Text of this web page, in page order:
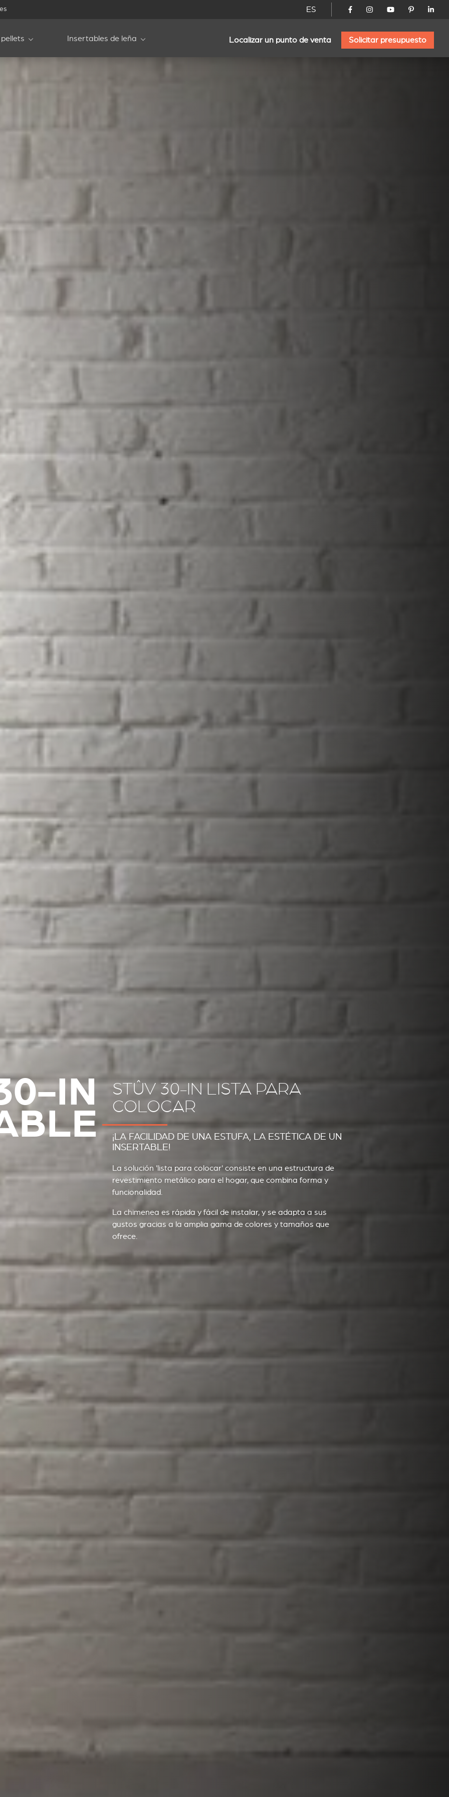
ES
Insertables de leña Localizar un punto de venta Solicitar presupuesto
IN
STÛV 30-IN LISTA PARA
COLOCAR
¡LA FACILIDAD DE UNA ESTUFA, LA ESTÉTICA DE UN
INSERTABLE!
La solución 'lista para colocar' consiste en una estructura de
revestimiento metálico para el hogar, que combina forma y
funcionalidad.
La chimenea es rápida y fácil de instalar, y se adapta a sus
gustos gracias a la amplia gama de colores y tamaños que
ofrece.